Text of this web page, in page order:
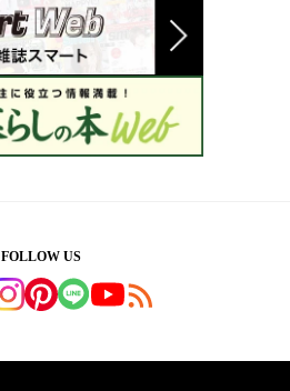
FOLLOW US